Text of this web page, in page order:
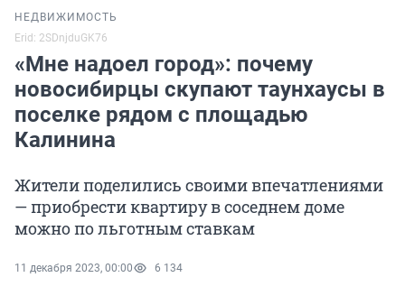
НЕДВИЖИМОСТЬ
Erid: 2SDnjduGK76
«Мне надоел город»: почему
новосибирцы скупают таунхаусы в
поселке рядом с площадью
Калинина
Жители поделились своими впечатлениями
— приобрести квартиру в соседнем доме
можно по льготным ставкам
11 декабря 2023, 00:00 6 134